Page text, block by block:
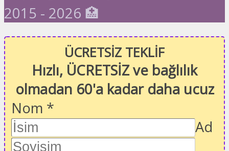
2015 - 2026 🏥
ÜCRETSİZ TEKLİF
Hızlı, ÜCRETSİZ ve bağlılık
olmadan 60'a kadar daha ucuz
Nom *
Ad